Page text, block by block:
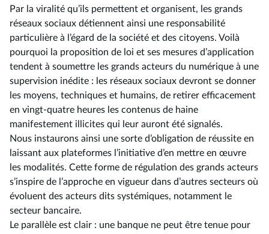
Par la viralité qu’ils permettent et organisent, les grands
réseaux sociaux détiennent ainsi une responsabilité
particulière à l’égard de la société et des citoyens. Voilà
pourquoi la proposition de loi et ses mesures d’application
tendent à soumettre les grands acteurs du numérique à une
supervision inédite : les réseaux sociaux devront se donner
les moyens, techniques et humains, de retirer efficacement
en vingt-quatre heures les contenus de haine
manifestement illicites qui leur auront été signalés.
Nous instaurons ainsi une sorte d’obligation de réussite en
laissant aux plateformes l’initiative d’en mettre en œuvre
les modalités. Cette forme de régulation des grands acteurs
s’inspire de l’approche en vigueur dans d’autres secteurs où
évoluent des acteurs dits systémiques, notamment le
secteur bancaire.
Le parallèle est clair : une banque ne peut être tenue pour